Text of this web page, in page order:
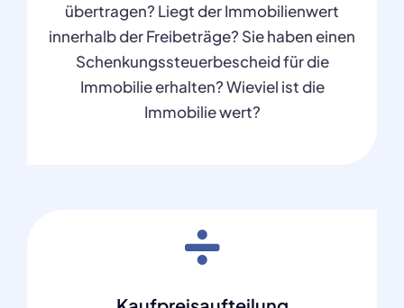
übertragen? Liegt der Immobilienwert
innerhalb der Freibeträge? Sie haben einen
Schenkungssteuerbescheid für die
Immobilie erhalten? Wieviel ist die
Immobilie wert?